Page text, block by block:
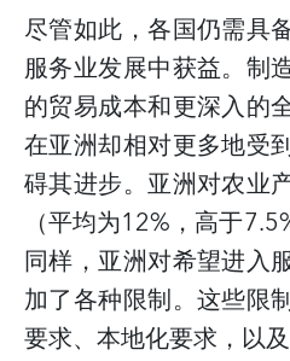
尽管如此，各国仍需具
服务业发展中获益。制
的贸易成本和更深入的
在亚洲却相对更多地受
碍其进步。亚洲对农业
（平均为12% ，高于
同样，亚洲对希望进入
加了各种限制。这些限
要求、本地化要求，以